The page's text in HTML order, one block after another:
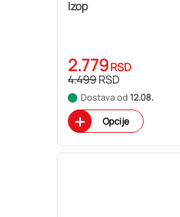
Izop
2.779RSD
4.499RSD
Dostava od 12.08.
Opcije